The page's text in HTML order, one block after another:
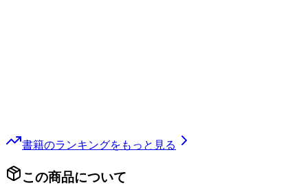
書籍のランキングをもっと見る
この商品について